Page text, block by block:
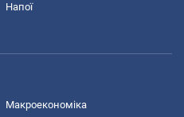
Напої
Макроекономіка